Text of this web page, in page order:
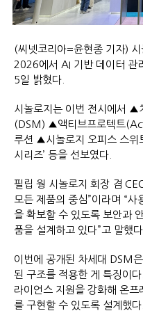
(씨넷코리아=윤현종 기자)
2026에서 AI 기반 데이터 관
5일 밝혔다.
시놀로지는 이번 전시에서 ▲
(DSM) ▲액티브프로텍트
루션 ▲시놀로지 오피스 스위
시리즈’ 등을 선보였다.
필립 웡 시놀로지 회장 겸
모든 제품의 중심”이라며 “
을 확보할 수 있도록 보안과
품을 설계하고 있다”고 말
이번에 공개된 차세대 DSM
된 구조를 적용한 게 특징이
라이언스 지원을 강화해 온
를 구현할 수 있도록 설계했